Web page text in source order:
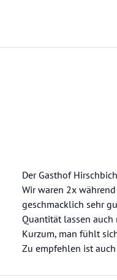
Der Gasthof
Wir waren 2x
geschmacklich sehr
Quantität lassen auch
Kurzum, man fühlt
Zu empfehlen ist